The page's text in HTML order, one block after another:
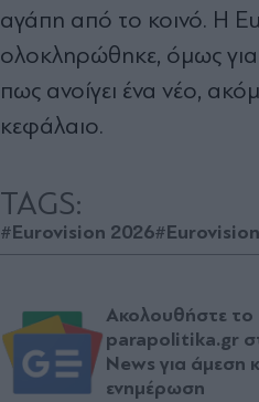
αγάπη από το κοινό. Η
ολοκληρώθηκε, όμως για
πως ανοίγει ένα νέο,
κεφάλαιο.
TAGS:
#Eurovision 2026#Eurovision
Ακολουθήστε το
parapolitika.gr
News για άμεση
ενημέρωση